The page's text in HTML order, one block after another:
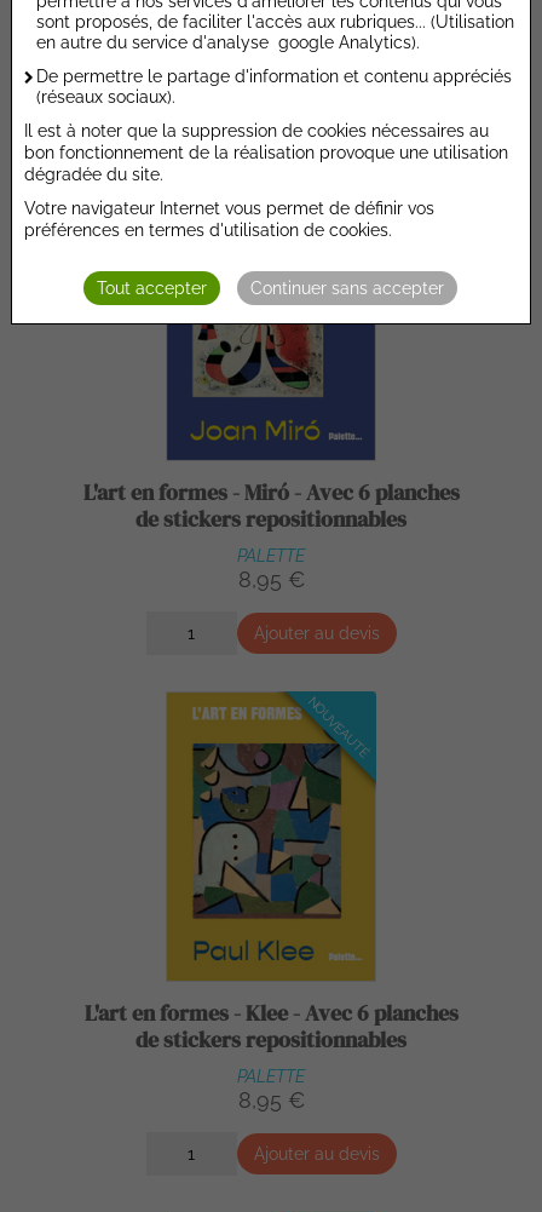
PALETTE
8,95 €
NOUVEAUTÉ
L'art en formes - Miró - Avec 6 planches
de stickers repositionnables
PALETTE
8,95 €
Ajouter au devis
NOUVEAUTÉ
L'art en formes - Klee - Avec 6 planches
de stickers repositionnables
PALETTE
8,95 €
Ajouter au devis
sont proposés, de faciliter l'accès aux rubriques... (Utilisation
en autre du service d'analyse google Analytics).
De permettre le partage d'information et contenu appréciés
(réseaux sociaux).
Il est à noter que la suppression de cookies nécessaires au
bon fonctionnement de la réalisation provoque une utilisation
dégradée du site.
Votre navigateur Internet vous permet de définir vos
préférences en termes d'utilisation de cookies.
Tout accepter Continuer sans accepter